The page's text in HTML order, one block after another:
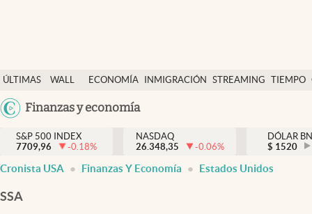
ÚLTIMAS
NOTICIAS
WALL
DÓLAR
ECONOMÍA INMIGRACIÓN STREAMING TIEMPO
México
USA
Finanzas y economía
Finanzas y economía
Wall Street y dólar
Inmigración
S&P 500 INDEX
7709,96
-0.18%
NASDAQ
26.348,35
-0.06%
DÓLAR
$ 1520
Cronista USA Finanzas Y Economía Estados Unidos
SSA